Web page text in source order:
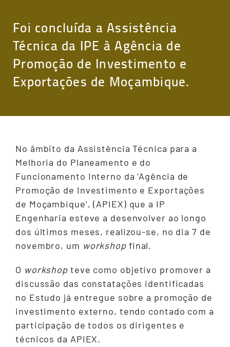
Foi concluída a Assistência
Técnica da IPE à Agência de
Promoção de Investimento e
Exportações de Moçambique.
No âmbito da Assistência Técnica para a
Melhoria do Planeamento e do
Funcionamento Interno da ‘Agência de
Promoção de Investimento e Exportações
de Moçambique’, (APIEX) que a IP
Engenharia esteve a desenvolver ao longo
dos últimos meses, realizou-se, no dia 7 de
novembro, um workshopfinal.
O workshop teve como objetivo promover a
discussão das constatações identificadas
no Estudo já entregue sobre a promoção de
investimento externo, tendo contado com a
participação de todos os dirigentes e
técnicos da APIEX.